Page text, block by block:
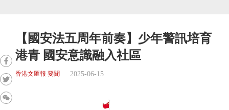
【國安法五周年前奏】少年警訊培育
港青 國安意識融入社區
香港文匯報 要聞 2025-06-15